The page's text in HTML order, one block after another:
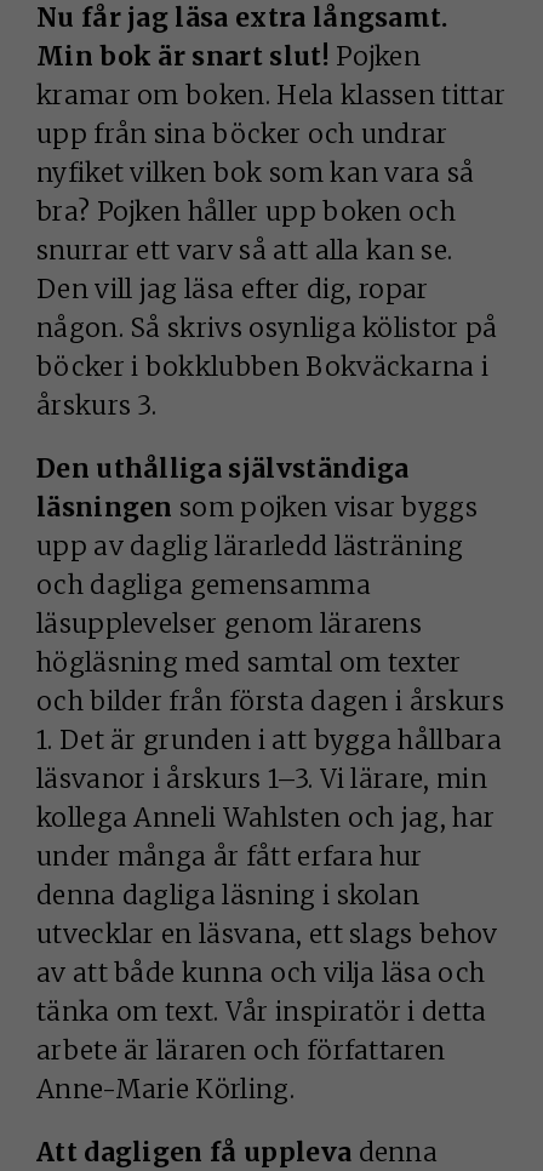
Nu får jag läsa extra långsamt.
Min bok är snart slut! Pojken
kramar om boken. Hela klassen tittar
upp från sina böcker och undrar
nyfiket vilken bok som kan vara så
bra? Pojken håller upp boken och
snurrar ett varv så att alla kan se.
Den vill jag läsa efter dig, ropar
någon. Så skrivs osynliga kölistor på
böcker i bokklubben Bokväckarna i
årskurs 3.
Den uthålliga självständiga
läsningen som pojken visar byggs
upp av daglig lärarledd lästräning
och dagliga gemensamma
läsupplevelser genom lärarens
högläsning med samtal om texter
och bilder från första dagen i årskurs
1. Det är grunden i att bygga hållbara
läsvanor i årskurs 1–3. Vi lärare, min
kollega Anneli Wahlsten och jag, har
under många år fått erfara hur
denna dagliga läsning i skolan
utvecklar en läsvana, ett slags behov
av att både kunna och vilja läsa och
tänka om text. Vår inspiratör i detta
arbete är läraren och författaren
Anne-Marie Körling.
Att dagligen få uppleva denna